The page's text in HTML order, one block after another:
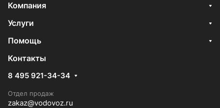
Компания
Услуги
Помощь
Контакты
8 495 921-34-34
Отдел продаж
zakaz@vodovoz.ru